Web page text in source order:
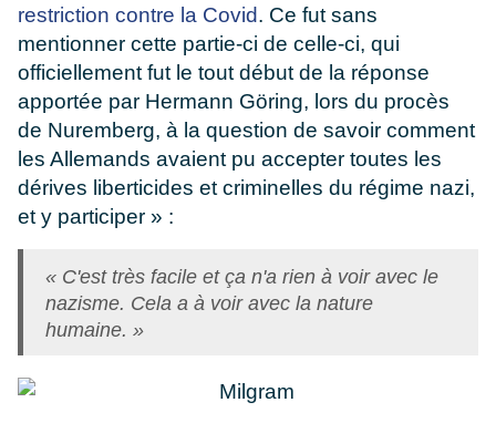
restriction contre la Covid. Ce fut sans
mentionner cette partie-ci de celle-ci, qui
officiellement fut le tout début de la réponse
apportée par Hermann Göring, lors du procès
de Nuremberg, à la question de savoir comment
les Allemands avaient pu accepter toutes les
dérives liberticides et criminelles du régime nazi,
et y participer » :
« C'est très facile et ça n'a rien à voir avec le
nazisme. Cela a à voir avec la nature
humaine. »